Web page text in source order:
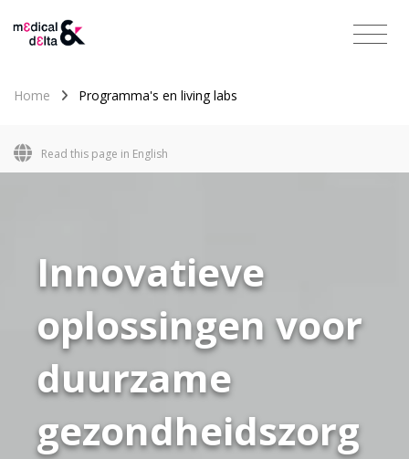
Home Programma's en living labs
Read this page in English
Innovatieve
oplossingen voor
duurzame
gezondheidszorg